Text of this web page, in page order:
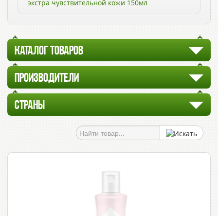
экстра чувствительной кожи 150мл
КАТАЛОГ ТОВАРОВ
ПРОИЗВОДИТЕЛИ
СТРАНЫ